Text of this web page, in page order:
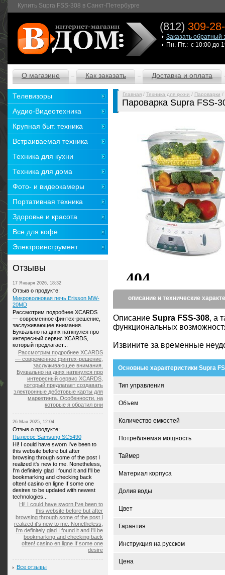
Купить Supra FSS-308 в Санкт-Петербурге
(812) 309-
Заказать обратный
Пн.-Пт.: с 10:00 до
О магазине Как заказать Доставка и оплата
Главная / Техника для кухни / Пароварки /
Пароварка Supra FSS-
описание и технические
Описание Supra FSS-308, а
функциональных
Извините за временные
Основные характеристики Supra
Тип управления
Объем
Количество емкостей
Потребляемая мощность
Таймер
Материал корпуса
Долив воды
Цвет
Гарантия
Инструкция на русском
Цена
Телевизоры
Аудио-Видеотехника
Крупная быт. техника
Встраиваемая техника
Техника для кухни
Техника для дома
Фото- и видеокамеры
Портативная техника
Здоровье и красота
Все для кофе
Электроинструмент
Отзывы
17 Января 2026, 18:32
Отзыв о продукте:
Микроволновая печь Erisson MW-
20MD
Рассмотрим подробнее XCARDS
— современное финтех-решение,
заслуживающее внимания.
Буквально на днях наткнулся про
интересный сервис XCARDS,
который предлагает...
Рассмотрим подробнее XCARDS
— современное финтех-решение,
заслуживающее внимания.
Буквально на днях наткнулся про
интересный сервис XCARDS,
который предлагает создавать
электронные дебетовые карты для
маркетинга. Особенности, на
которые я обратил вни
26 Мая 2025, 12:04
Отзыв о продукте:
Пылесос Samsung SC5490
Hi! I could have sworn I've been to
this website before but after
browsing through some of the post I
realized it's new to me. Nonetheless,
I'm definitely glad I found it and I'll be
bookmarking and checking back
often! casino en ligne If some one
desires to be updated with newest
technologies...
Hi! I could have sworn I've been to
this website before but after
browsing through some of the post I
realized it's new to me. Nonetheless,
I'm definitely glad I found it and I'll be
bookmarking and checking back
often! casino en ligne If some one
desire
Все отзывы